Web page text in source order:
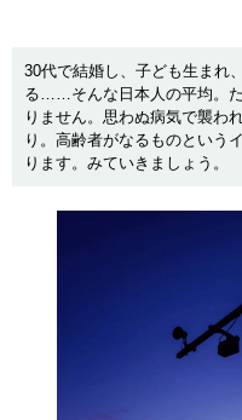
30代で結婚し、子ども生まれ
る……そんな日本人の平均。
りません。思わぬ病気で襲わ
り。高齢者がなるものという
ります。みていきましょう。